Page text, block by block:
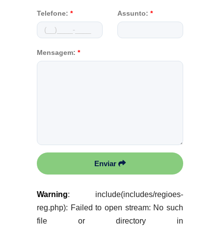
Telefone: * Assunto: *
Mensagem: *
Enviar
Warning: include(includes/regioes-
reg.php): Failed to open stream: No such
file or directory in